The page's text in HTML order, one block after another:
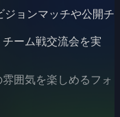
ョンマッチや公開チ
ーム戦交流会を実
囲気を楽しめるフォ